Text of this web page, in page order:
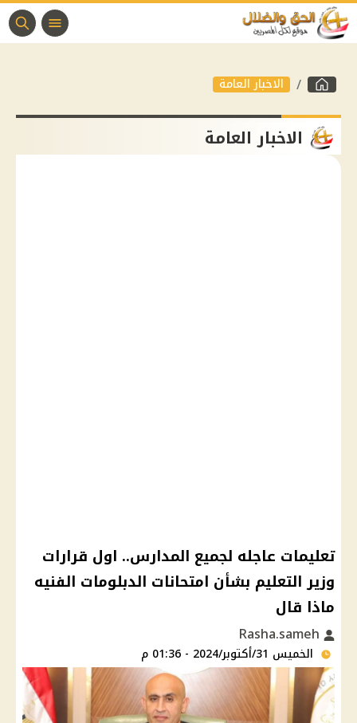
الاخبار العامة
الاخبار العامة
تعليمات عاجله لجميع المدارس.. اول قرارات
وزير التعليم بشأن امتحانات الدبلومات الفنيه
ماذا قال
الخميس 31/أكتوبر/2024 - 01:36 م